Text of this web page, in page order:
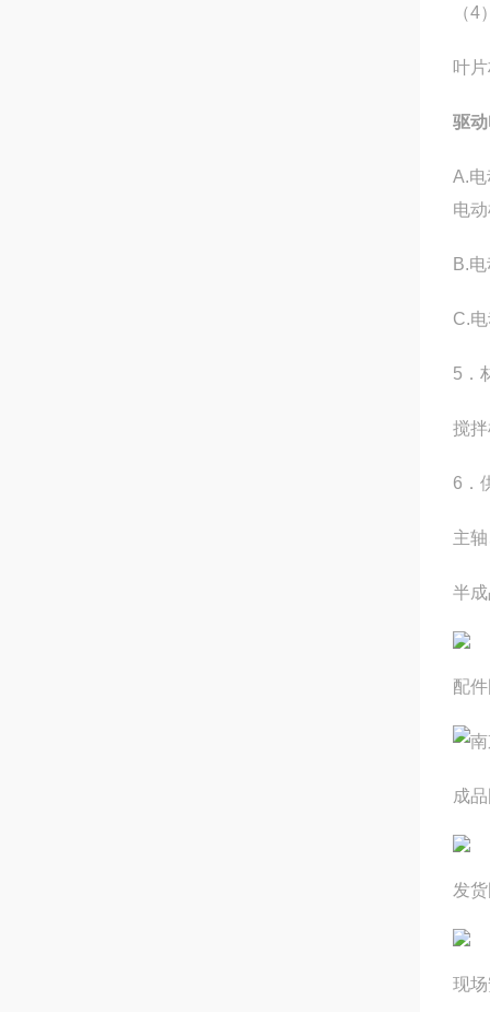
（4
叶
驱
A.
电
B.
C.
5．
搅
6．
主
半
配
成
发
现